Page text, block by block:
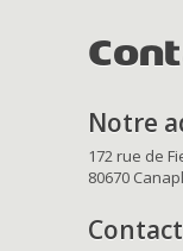
Notre
172 rue de
80670
Contact